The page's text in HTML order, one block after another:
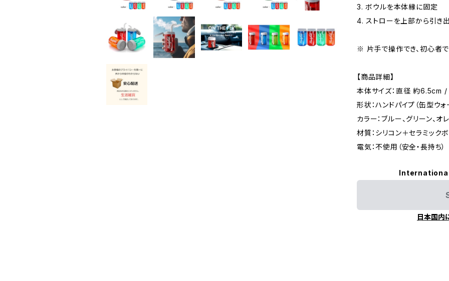
3. ボウルを本体縁に固定
4. ストローを上部から引き
※ 片手で操作でき、初心者で
【商品詳細】
本体サイズ：直径 約6.5cm
形状：ハンドパイプ（缶型ウ
カラー：ブルー、グリーン、オ
材質：シリコン＋セラミック
電気：不使用（安全・長持ち）
日本国内